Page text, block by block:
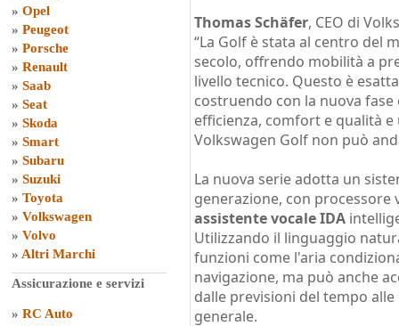
» Opel
» Peugeot
» Porsche
» Renault
» Saab
» Seat
» Skoda
» Smart
» Subaru
» Suzuki
» Toyota
» Volkswagen
» Volvo
» Altri Marchi
Assicurazione e servizi
» RC Auto
Thomas Schäfer, CEO di
“La Golf è stata al centro del
secolo, offrendo mobilità a
livello tecnico. Questo è
costruendo con la nuova
efficienza, comfort e qualità
Volkswagen Golf non può
La nuova serie adotta un
generazione, con
assistente vocale IDA
Utilizzando il linguaggio
funzioni come l'aria
navigazione, ma può anche
dalle previsioni del tempo
generale.